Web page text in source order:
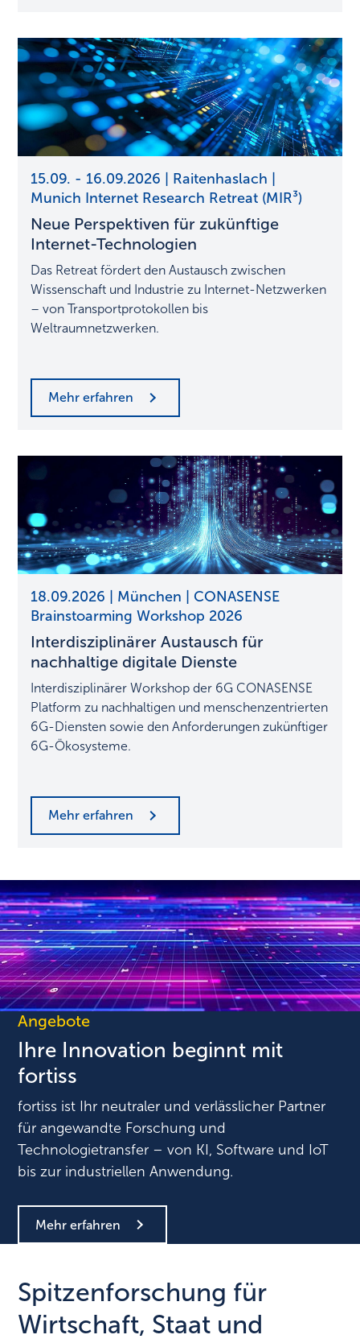
Perspektiven
für
zukünftige
Internet-
15.09. - 16.09.2026 | Raitenhaslach |
Munich Internet Research Retreat (MIR³)
Neue Perspektiven für zukünftige
Internet-Technologien
Das Retreat fördert den Austausch zwischen
Wissenschaft und Industrie zu Internet-Netzwerken
– von Transportprotokollen bis
Weltraumnetzwerken.
Mehr erfahren
Austausch
für
nachhaltige
digitale
Dienste
18.09.2026 | München | CONASENSE
Brainstoarming Workshop 2026
Interdisziplinärer Austausch für
nachhaltige digitale Dienste
Interdisziplinärer Workshop der 6G CONASENSE
Platform zu nachhaltigen und menschenzentrierten
6G-Diensten sowie den Anforderungen zukünftiger
6G-Ökosysteme.
Mehr erfahren
Angebote
Ihre Innovation beginnt mit
fortiss
fortiss ist Ihr neutraler und verlässlicher Partner
für angewandte Forschung und
Technologietransfer – von KI, Software und IoT
bis zur industriellen Anwendung.
Mehr erfahren
Spitzenforschung für
Wirtschaft, Staat und